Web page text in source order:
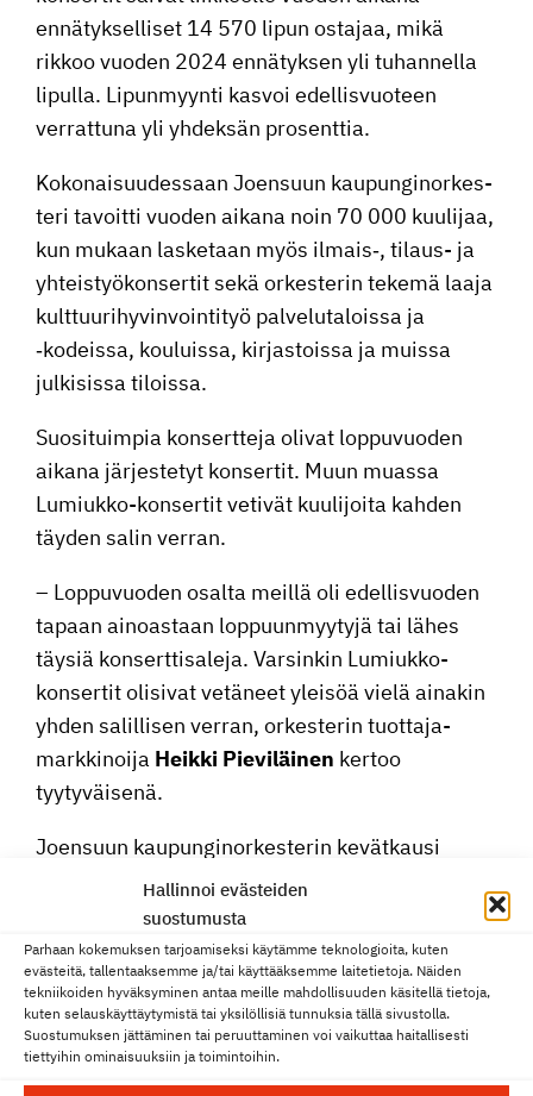
Hallinnoi evästeiden
suostumusta
Parhaan kokemuksen tarjoamiseksi käytämme teknologioita, kuten
evästeitä, tallentaaksemme ja/tai käyttääksemme laitetietoja. Näiden
tekniikoiden hyväksyminen antaa meille mahdollisuuden käsitellä tietoja,
kuten selauskäyttäytymistä tai yksilöllisiä tunnuksia tällä sivustolla.
Suostumuksen jättäminen tai peruuttaminen voi vaikuttaa haitallisesti
tiettyihin ominaisuuksiin ja toimintoihin.
ennätyk­sel­liset 14 570 lipun ostajaa, mikä
rikkoo vuoden 2024 ennätyksen yli tuhan­nella
lipulla. Lipun­myynti kasvoi edellis­vuo­teen
verrat­tuna yli yhdeksän prosenttia.
Kokonai­suu­des­saan Joensuun kaupun­gi­nor­kes­
teri tavoitti vuoden aikana noin 70 000 kuulijaa,
kun mukaan lasketaan myös ilmais‑, tilaus- ja
yhteis­työ­kon­sertit sekä orkes­terin tekemä laaja
kulttuu­ri­hy­vin­voin­tityö palve­lu­ta­loissa ja
‑kodeissa, kouluissa, kirjas­toissa ja muissa
julki­sissa tiloissa.
Suosi­tuimpia konsert­teja olivat loppu­vuoden
aikana järjes­tetyt konsertit. Muun muassa
Lumiukko-konsertit vetivät kuuli­joita kahden
täyden salin verran.
– Loppu­vuoden osalta meillä oli edellis­vuoden
tapaan ainoas­taan loppuun­myy­tyjä tai lähes
täysiä konsert­ti­sa­leja. Varsinkin Lumiukko-
konsertit olisivat vetäneet yleisöä vielä ainakin
yhden salil­lisen verran, orkes­terin tuotta­ja­
mark­ki­noija Heikki Pievi­läinen kertoo
tyytyväisenä.
Joensuun kaupun­gi­nor­kes­terin kevät­kausi
käynnistyy torstaina 22.1. Carelia-salissa
tahdein, kun laulu­yhtye
saapuu
orkes­terin vieraaksi Joensuuhun. Orkes­terin
loppu­vuoden hyvä lipun­myyn­tit­rendi jatkuu
myös tammi­kuulle, sillä Bee Gees & Beyond
‑konsertti näyttäisi menevän loppuun­myy­dyksi.
Perin­teisten sinfo­nia­kon­sert­tien kausi